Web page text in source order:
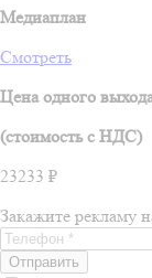
Медиаплан
Смотреть
Цена одного
(стоимость c НДС)
23233 ₽
Закажите рекламу